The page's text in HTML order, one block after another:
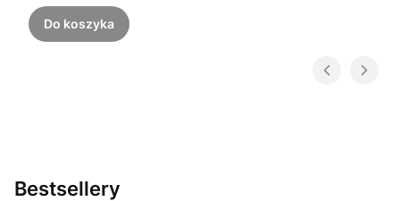
Do koszyka
Bestsellery